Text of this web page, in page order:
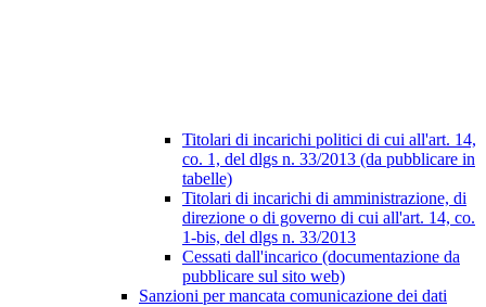
Titolari di incarichi politici di cui all'art. 14,
co. 1, del dlgs n. 33/2013 (da pubblicare in
tabelle)
Titolari di incarichi di amministrazione, di
direzione o di governo di cui all'art. 14, co.
1-bis, del dlgs n. 33/2013
Cessati dall'incarico (documentazione da
pubblicare sul sito web)
Sanzioni per mancata comunicazione dei dati